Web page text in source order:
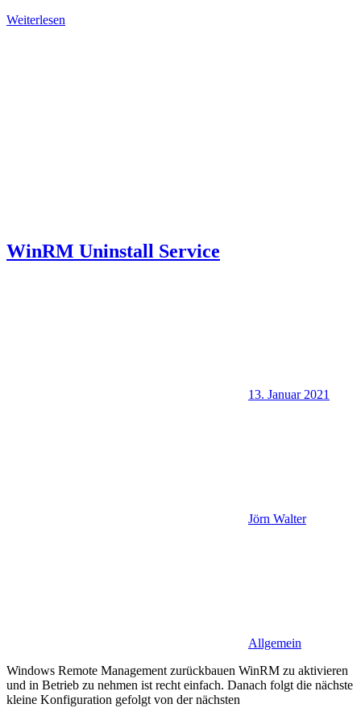
Weiterlesen
WinRM Uninstall Service
13. Januar 2021
Jörn Walter
Allgemein
Windows Remote Management zurückbauen WinRM zu aktivieren
und in Betrieb zu nehmen ist recht einfach. Danach folgt die nächste
kleine Konfiguration gefolgt von der nächsten